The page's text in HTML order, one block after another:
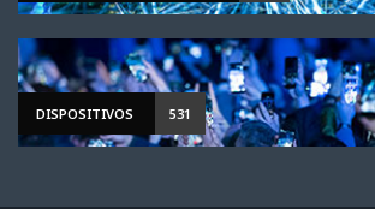
DISPOSITIVOS 531